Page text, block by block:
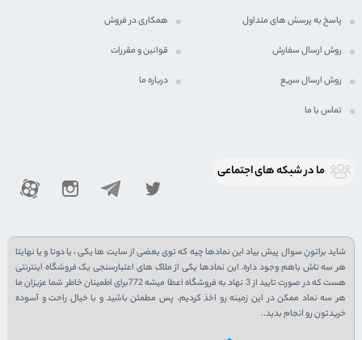
پاسخ به پرسش های متداول همکاری در فروش
روش ارسال سفارش قوانین و مقررات
روش ارسال سریع درباره ما
تماس با ما
ما در شبكه های اجتماعی
شاید براتون سوال پیش بیاد این نمادها چیه که توی بعضی از سایت ها یکی ، یا دوتا و یا نهایتا
هر سه تاش باهم وجود داره. این نمادها یکی از ملاک های اعتبارسنجی یک فروشگاه اینترنتی
هست که در صورت تایید از 3 نهاد به فروشگاه اعطا میشه 772برای اطمینان خاطر شما عزیزان ما
هر سه نماد ممکن در این زمینه رو اخذ کردیم. پس مطمئن باشید و با خیال راحت و آسوده
خریدتون رو انجام بدید..